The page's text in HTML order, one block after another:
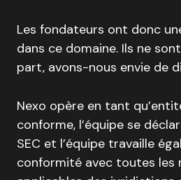
Les fondateurs ont donc
dans ce domaine. Ils ne
part, avons-nous envie de
Nexo opère en tant
conforme, l’équipe se
SEC et l’équipe travaille
conformité avec toutes les